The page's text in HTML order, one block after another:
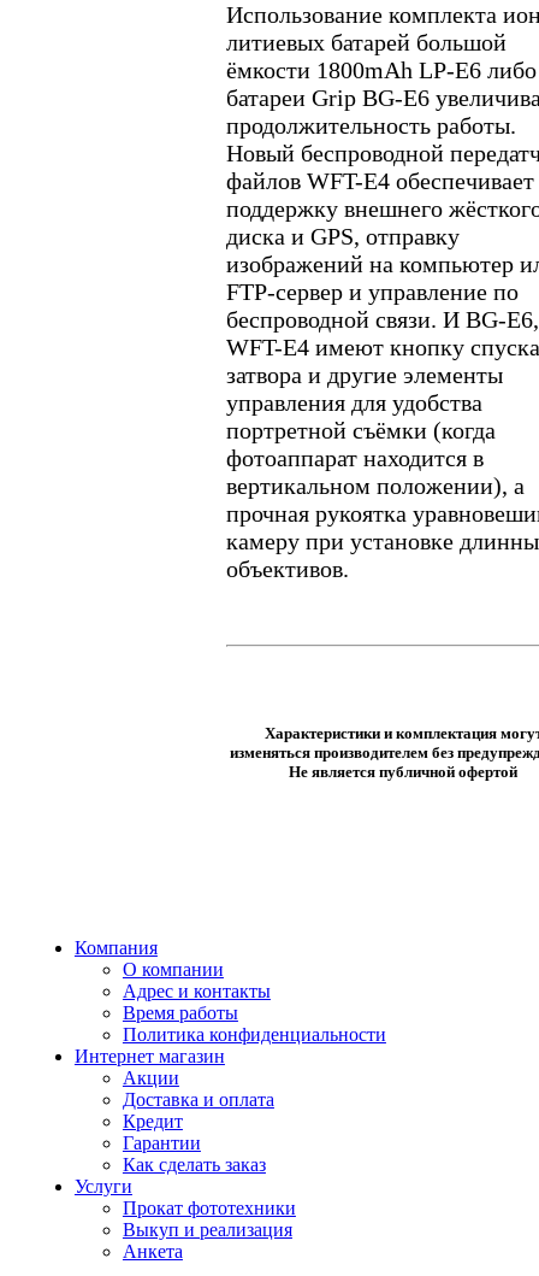
Использование комплекта
литиевых батарей большой
ёмкости 1800mAh LP-E6 либо
батареи Grip BG-E6
продолжительность работы.
Новый беспроводной
файлов WFT-E4 обеспечивает
поддержку внешнего
диска и GPS, отправку
изображений на компьютер
FTP-сервер и управление по
беспроводной связи. И BG-
WFT-E4 имеют кнопку спуска
затвора и другие элементы
управления для удобства
портретной съёмки (когда
фотоаппарат находится в
вертикальном положении), а
прочная рукоятка
камеру при установке
объективов.
Характеристики и комплектация
изменяться производителем без
Не является публичной офертой
Компания
О компании
Адрес и контакты
Время работы
Политика конфиденциальности
Интернет магазин
Акции
Доставка и оплата
Кредит
Гарантии
Как сделать заказ
Услуги
Прокат фототехники
Выкуп и реализация
Анкета